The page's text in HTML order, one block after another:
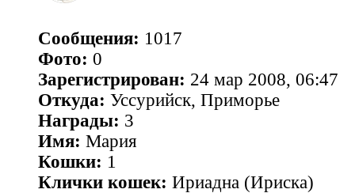
Сообщения: 1017
Фото: 0
Зарегистрирован: 24 мар 2008, 06:47
Откуда: Уссурийск, Приморье
Награды: 3
Имя: Мария
Кошки: 1
Клички кошек: Ириадна (Ириска)